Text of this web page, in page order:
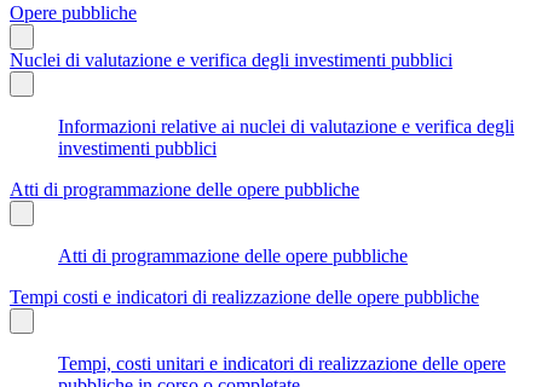
Opere pubbliche
Nuclei di valutazione e verifica degli investimenti pubblici
Informazioni relative ai nuclei di valutazione e verifica degli
investimenti pubblici
Atti di programmazione delle opere pubbliche
Atti di programmazione delle opere pubbliche
Tempi costi e indicatori di realizzazione delle opere pubbliche
Tempi, costi unitari e indicatori di realizzazione delle opere